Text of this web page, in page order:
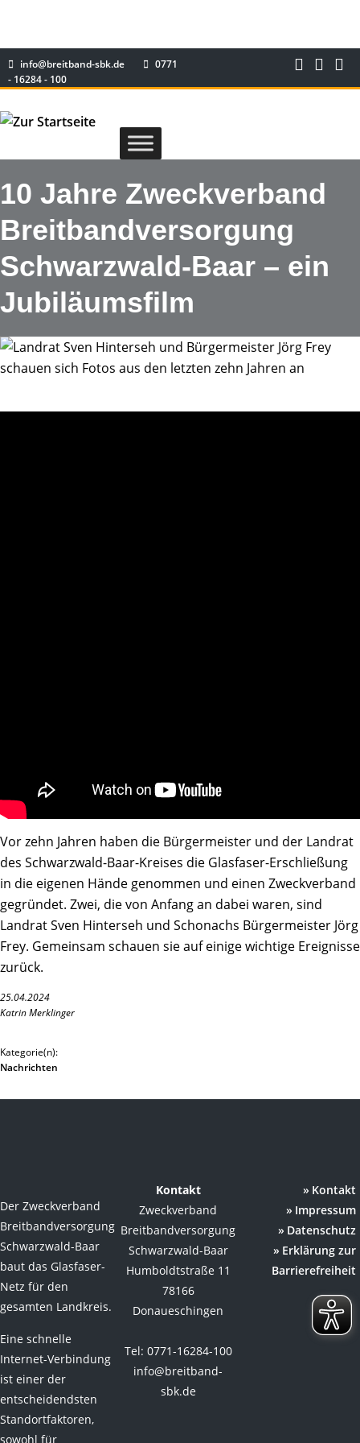
info@breitband-sbk.de
0771
- 16284 - 100
10 Jahre Zweckverband
Breitbandversorgung
Schwarzwald-Baar – ein
Jubiläumsfilm
Vor zehn Jahren haben die Bürgermeister und der Landrat
des Schwarzwald-Baar-Kreises die Glasfaser-Erschließung
in die eigenen Hände genommen und einen Zweckverband
gegründet. Zwei, die von Anfang an dabei waren, sind
Landrat Sven Hinterseh und Schonachs Bürgermeister Jörg
Frey. Gemeinsam schauen sie auf einige wichtige Ereignisse
zurück.
25.04.2024
Katrin Merklinger
Kategorie(n):
Nachrichten
Der Zweckverband
Breitbandversorgung
Schwarzwald-Baar
baut das Glasfaser-
Netz für den
gesamten Landkreis.
Eine schnelle
Internet-Verbindung
ist einer der
entscheidendsten
Standortfaktoren,
sowohl für
Kontakt
Zweckverband
Breitbandversorgung
Schwarzwald-Baar
Humboldtstraße 11
78166
Donaueschingen
Tel: 0771-16284-100
info@breitband-
sbk.de
Kontakt
Impressum
Datenschutz
Erklärung zur
Barrierefreiheit